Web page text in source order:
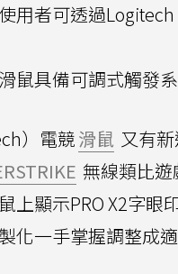
使用者可透過
滑鼠具備可調式觸發
）電競滑鼠 又有
無線類比
上顯示PRO X2字
化一手掌握調整成